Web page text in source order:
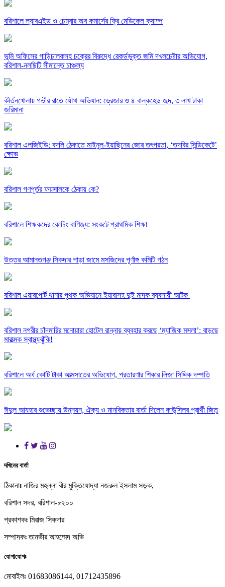
বরিশালে ল্যাবএইড ও চেম্বার অব কমার্সের ফ্রি মেডিকেল ক্যাম্প
‎ভূমি অফিসের গাড়িচালকসহ চক্রের বিরুদ্ধে রেকর্ডভুক্ত জমি দখলচেষ্টার অভিযোগ,
বরিশাল-নলছিটি সীমান্তে চাঞ্চল্য
কীর্তনখোলায় গভীর রাতে যৌথ অভিযান: ড্রেজার ও ৪ বাল্কহেড জব্দ, ৩ লাখ টাকা
জরিমানা
বরিশাল এলজিইডি: বদলি ঠেকাতে মাইনুল-ইয়াছিনের জোর তৎপরতা, ‘তদবির সিন্ডিকেটে’
ক্ষোভ
বরিশাল গণপূর্তর ফয়সালকে ঠেকায় কে?
বরিশালে শিক্ষকদের কোচিং বাণিজ্য: সংকটে প্রাথমিক শিক্ষা
উত্তর আমানতগঞ্জ সিকদার পাড়া জামে মসজিদের পূর্ণাঙ্গ কমিটি গঠন
বরিশাল এয়ারপোর্ট থানার পৃথক অভিযানে ইয়াবাসহ দুই মাদক ব্যবসায়ী আটক ​
বরিশাল নগরীর চাঁদমারির মনোয়ারা হোটেল রান্নায় ব্যবহার করছে ‘ম্যাজিক মসলা’: বাড়ছে
মারাত্মক স্বাস্থ্যঝুঁকি!
বরিশালে অর্ধ কোটি টাকা আত্মসাতের অভিযোগ, প্রতারণার শিকার লিজা সিদ্দিক দম্পতি
ঈদুল আযহার শুভেচ্ছায় উন্নয়ন, ঐক্য ও মানবিকতার বার্তা দিলেন কাউন্সিলর প্রার্থী জিতু
দখিনের বার্তা
ঠিকানাঃ নাজির মহল্লা বীর মুক্তিযোদ্ধা নজরুল ইসলাম সড়ক,
বরিশাল সদর, বরিশাল-৮২০০
প্রকাশকঃ মিরাজ সিকদার
সম্পাদকঃ তানভীর আহম্মেদ অভি
যোগাযোগঃ
মোবাইলঃ 01683086144, 01712435896